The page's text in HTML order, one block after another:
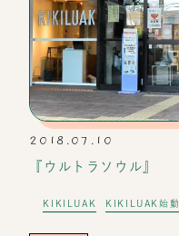
2018.07.10
『ウルトラソウル』
KIKILUAK KIKILUAK始動